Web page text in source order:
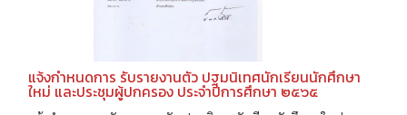
แจ้งกำหนดการ รับรายงานตัว ปฐมนิเทศนักเรียนนักศึกษา
ใหม่ และประชุมผู้ปกครอง ประจำปีการศึกษา ๒๕๖๕